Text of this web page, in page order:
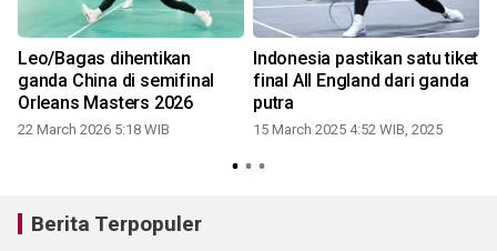
Leo/Bagas dihentikan
ganda China di semifinal
Orleans Masters 2026
22 March 2026 5:18 WIB
Indonesia pastikan satu tiket
final All England dari ganda
putra
15 March 2025 4:52 WIB, 2025
Berita Terpopuler